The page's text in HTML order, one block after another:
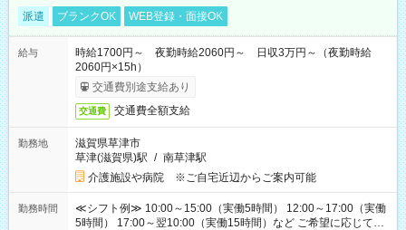
派遣 ブランクOK WEB登録・面接OK
給与
時給1700円～ 夜勤時給2060円～ 日収3万円～（夜勤時給
2060円×15h）
交通費別途支給あり
交通費 交通費全額支給
勤務地
滋賀県草津市
草津(滋賀県)駅 / 南草津駅
介護施設や病院 ※ご自宅近辺からご案内可能
勤務時間
≪シフト例≫ 10:00～15:00（実働5時間） 12:00～17:00（実働
5時間） 17:00～翌10:00（実働15時間）など ご希望に応じて、